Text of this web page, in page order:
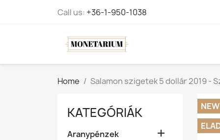
Call us: +36-1-950-1038
Home Salamon szigetek 5 dollár 2019 -
KATEGÓRIÁK
Aranypénzek 
NEW